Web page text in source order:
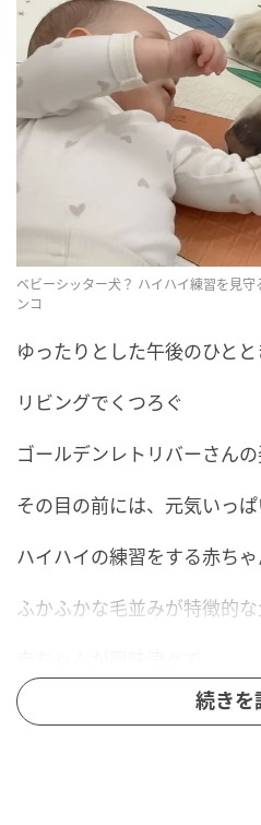
ベビーシッター犬？ ハイハイ練習を見
ンコ
ゆったりとした午後のひとと
リビングでくつろぐ
ゴールデンレトリバーさんの
その目の前には、元気いっぱ
ハイハイの練習をする赤ちゃ
ふかふかな毛並みが特徴的な
犬さんの鼻先や耳に触れても
続きを